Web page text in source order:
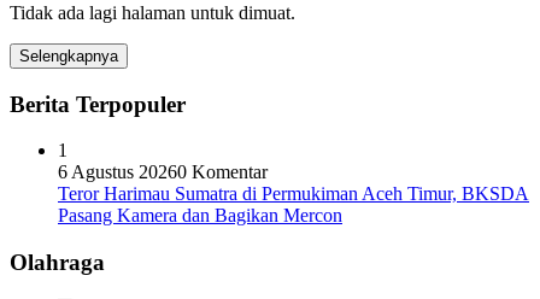
Tidak ada lagi halaman untuk dimuat.
Selengkapnya
Berita Terpopuler
1
6 Agustus 20260 Komentar
Teror Harimau Sumatra di Permukiman Aceh Timur, BKSDA
Pasang Kamera dan Bagikan Mercon
Olahraga